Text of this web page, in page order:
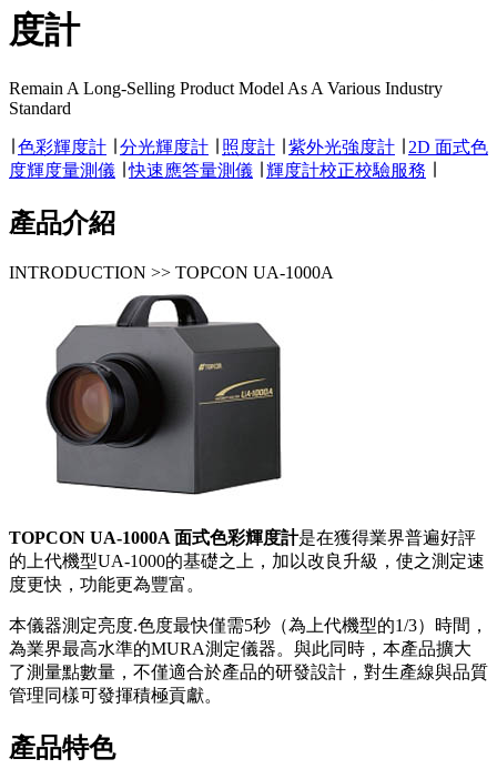
度計
Remain A Long-Selling Product Model As A Various Industry
Standard
色彩輝度計 分光輝度計 照度計 紫外光強度計
2D 面式色
度輝度量測儀 ∣快速應答量測儀 輝度計校正校驗服務
產品介紹
INTRODUCTION >> TOPCON UA-1000A
TOPCON UA-1000A 面式色彩輝度計是在獲得業界普遍好評
的上代機型UA-1000的基礎之上，加以改良升級，使之測定速
度更快，功能更為豐富。
本儀器測定亮度.色度最快僅需5秒（為上代機型的1/3）時間，
為業界最高水準的MURA測定儀器。與此同時，本產品擴大
了測量點數量，不僅適合於產品的研發設計，對生產線與品質
管理同樣可發揮積極貢獻。
產品特色